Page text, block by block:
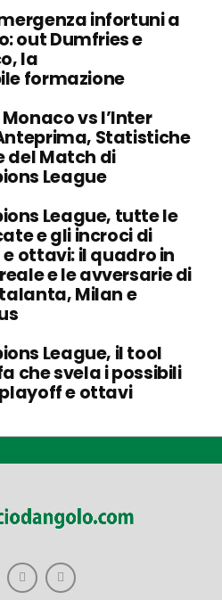
infortuni a
out Dumfries e
la
formazione
vs l’Inter
Statistiche
del Match di
League
League, tutte le
e gli incroci di
ottavi: il quadro in
e le avversarie di
Milan e
League, il tool
che svela i possibili
e ottavi